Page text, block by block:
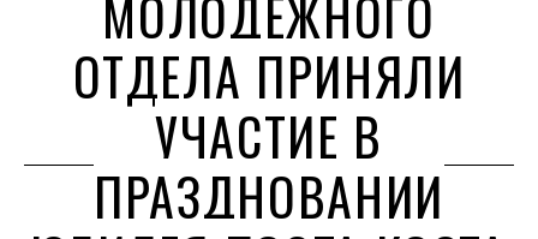
МОЛОДЕЖНОГО
ОТДЕЛА ПРИНЯЛИ
УЧАСТИЕ В
ПРАЗДНОВАНИИ